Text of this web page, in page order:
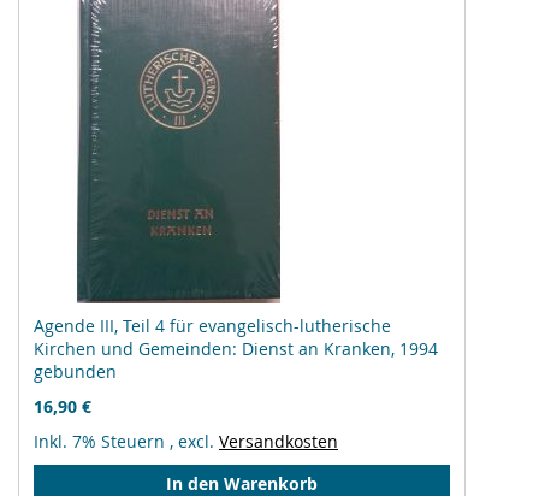
Agende III, Teil 4 für evangelisch-lutherische
Kirchen und Gemeinden: Dienst an Kranken, 1994
gebunden
16,90 €
Inkl. 7% Steuern , excl. Versandkosten
In den Warenkorb